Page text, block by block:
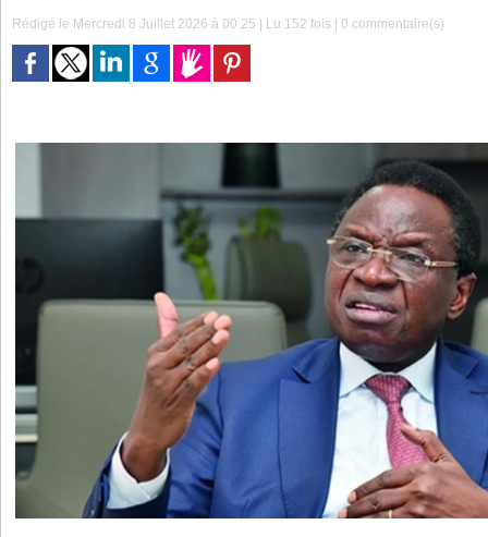
Rédigé le Mercredi 8 Juillet 2026 à 00:25 | Lu 152 fois |0 commentaire(s)